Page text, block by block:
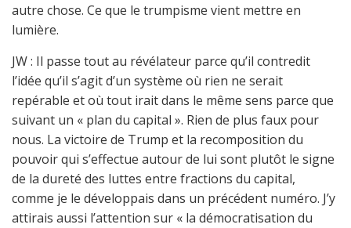
autre chose. Ce que le trumpisme vient mettre en
lumière.
JW : Il passe tout au révélateur parce qu’il contredit
l’idée qu’il s’agit d’un système où rien ne serait
repérable et où tout irait dans le même sens parce que
suivant un « plan du capital ». Rien de plus faux pour
nous. La victoire de Trump et la recomposition du
pouvoir qui s’effectue autour de lui sont plutôt le signe
de la dureté des luttes entre fractions du capital,
comme je le développais dans un précédent numéro. J’y
attirais aussi l’attention sur « la démocratisation du